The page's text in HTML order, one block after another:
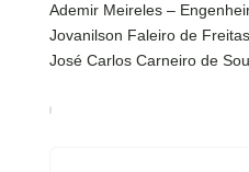
Ademir Meireles –
Jovanilson Faleiro de
José Carlos Carneiro de